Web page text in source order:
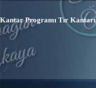
Kantar Programı Tır Kantarı